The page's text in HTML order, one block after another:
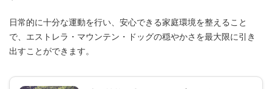
日常的に十分な運動を行い、安心できる家庭環境を整えること
で、エストレラ・マウンテン・ドッグの穏やかさを最大限に引き
出すことができます。